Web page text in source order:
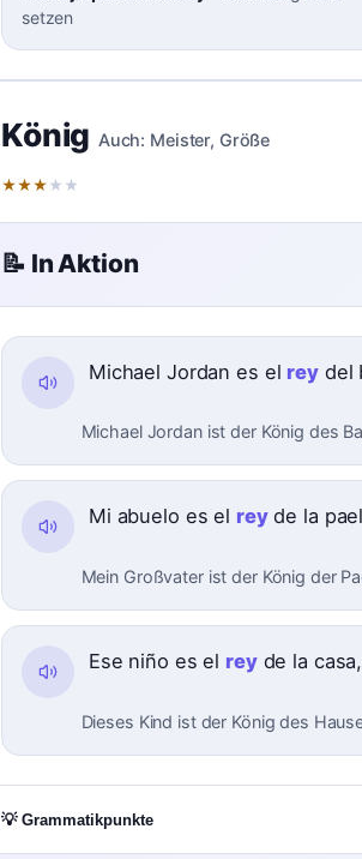
setzen
König Auch: Meister, Größe
★★★ ★ ★
📝 In Aktion
Michael Jordan es el reydel
Michael Jordan ist der König des
Mi abuelo es el reyde la
Mein Großvater ist der König der
Ese niño es el reyde la
Dieses Kind ist der König des
💡 Grammatikpunkte